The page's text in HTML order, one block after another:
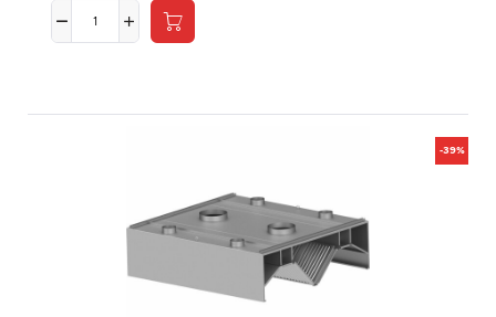
-39%